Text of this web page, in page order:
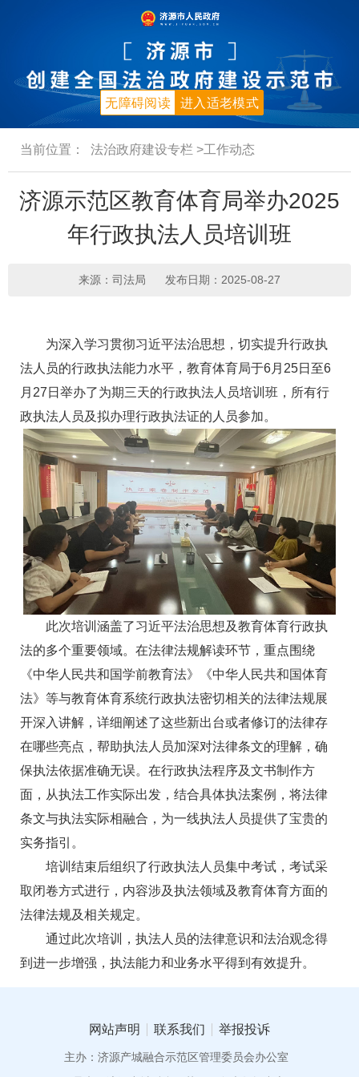
进入适老模式
无障碍阅读
当前位置： 法治政府建设专栏 >工作动态
济源示范区教育体育局举办2025
年行政执法人员培训班
来源：司法局 发布日期：2025-08-27
为深入学习贯彻习近平法治思想，切实提升行政执
法人员的行政执法能力水平，教育体育局于6月25日至6
月27日举办了为期三天的行政执法人员培训班，所有行
政执法人员及拟办理行政执法证的人员参加。
此次培训涵盖了习近平法治思想及教育体育行政执
法的多个重要领域。在法律法规解读环节，重点围绕
《中华人民共和国学前教育法》《中华人民共和国体育
法》等与教育体育系统行政执法密切相关的法律法规展
开深入讲解，详细阐述了这些新出台或者修订的法律存
在哪些亮点，帮助执法人员加深对法律条文的理解，确
保执法依据准确无误。在行政执法程序及文书制作方
面，从执法工作实际出发，结合具体执法案例，将法律
条文与执法实际相融合，为一线执法人员提供了宝贵的
实务指引。
培训结束后组织了行政执法人员集中考试，考试采
取闭卷方式进行，内容涉及执法领域及教育体育方面的
法律法规及相关规定。
通过此次培训，执法人员的法律意识和法治观念得
到进一步增强，执法能力和业务水平得到有效提升。
网站声明 联系我们 举报投诉
主办：济源产城融合示范区管理委员会办公室